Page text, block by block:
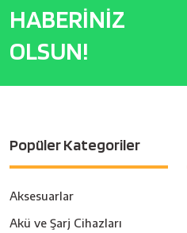
HABERİNİZ
OLSUN!
Popüler Kategoriler
Aksesuarlar
Akü ve Şarj Cihazları